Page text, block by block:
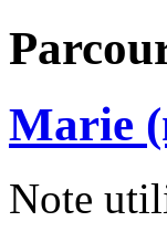
Marie
Note